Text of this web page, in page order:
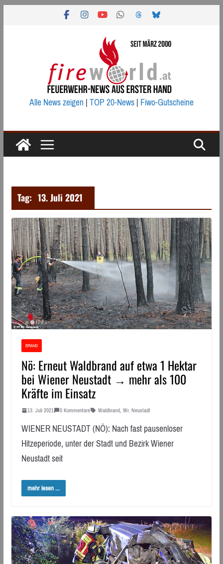
Alle News zeigen|TOP 20-News|Fiwo-Gutscheine
Tag: 13. Juli 2021
BRAND
Nö: Erneut Waldbrand auf etwa 1 Hektar
bei Wiener Neustadt → mehr als 100
Kräfte im Einsatz
13. Juli 2021 0 Kommentare Waldbrand, Wr. Neustadt
WIENER NEUSTADT (NÖ): Nach fast pausenloser
Hitzeperiode, unter der Stadt und Bezirk Wiener
Neustadt seit
mehr lesen ...